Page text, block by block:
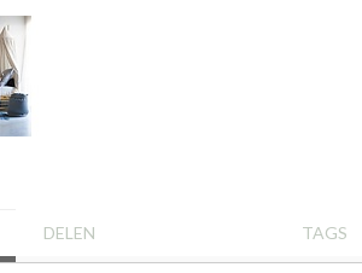
DELEN TAGS